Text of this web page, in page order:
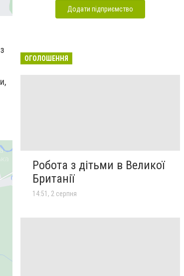
Додати підприємство
ОГОЛОШЕННЯ
Робота з дітьми в Великої
Британії
14:51, 2 серпня